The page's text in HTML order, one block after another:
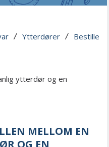
/ Ytterdører / Bestille
ytterdør og en
MELLOM EN
OG EN